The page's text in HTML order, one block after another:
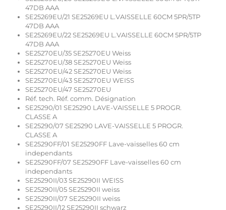
47DB AAA
SE25269EU/21 SE25269EU L.VAISSELLE 60CM 5PR/5TP
47DB AAA
SE25269EU/22 SE25269EU L.VAISSELLE 60CM 5PR/5TP
47DB AAA
SE25270EU/35 SE25270EU Weiss
SE25270EU/38 SE25270EU Weiss
SE25270EU/42 SE25270EU Weiss
SE25270EU/43 SE25270EU WEISS
SE25270EU/47 SE25270EU
Réf. tech. Réf. comm. Désignation
SE25290/01 SE25290 LAVE-VAISSELLE 5 PROGR.
CLASSE A
SE25290/07 SE25290 LAVE-VAISSELLE 5 PROGR.
CLASSE A
SE25290FF/01 SE25290FF Lave-vaisselles 60 cm
independants
SE25290FF/07 SE25290FF Lave-vaisselles 60 cm
independants
SE25290II/03 SE25290II WEISS
SE25290II/05 SE25290II weiss
SE25290II/07 SE25290II weiss
SE25290II/12 SE25290II schwarz